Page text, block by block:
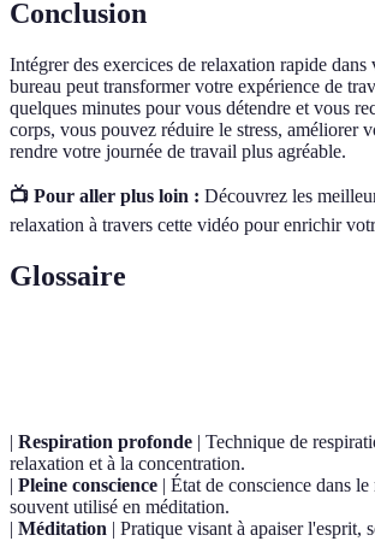
Conclusion
Intégrer des exercices de relaxation rapide dans
bureau peut transformer votre expérience de
quelques minutes pour vous détendre et vous
corps, vous pouvez réduire le stress, améliorer
rendre votre journée de travail plus agréable.
📺 Pour aller plus loin : Découvrez les
relaxation à travers cette vidéo pour enrichir
Glossaire
| Respiration profonde | Technique de
relaxation et à la concentration.
| Pleine conscience | État de conscience dans
souvent utilisé en méditation.
| Méditation | Pratique visant à apaiser l'esprit,